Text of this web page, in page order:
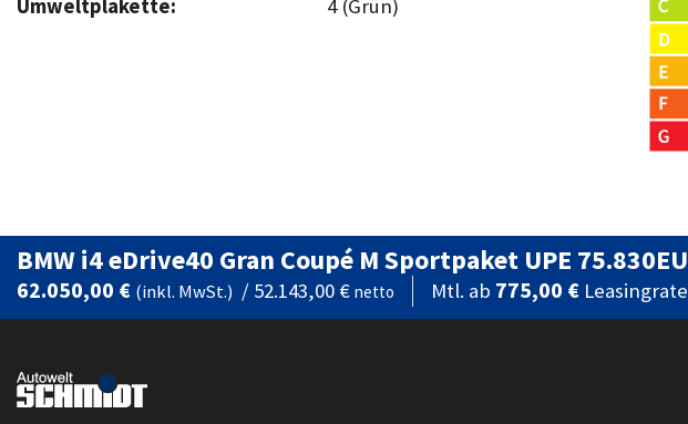
Umweltplakette: 4 (Grün)
BMW i4 eDrive40 Gran Coupé M Sportpaket UPE 75.830EU
62.050,00 € (inkl. MwSt.) / 52.143,00 € netto Mtl. ab 775,00 € Leasingrate